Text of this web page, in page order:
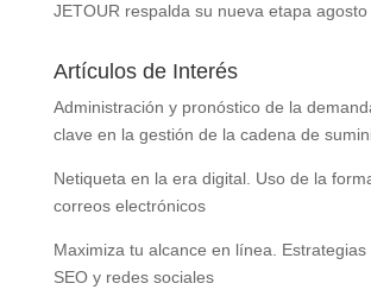
JETOUR respalda su nueva etapa agosto
Artículos de Interés
Administración y pronóstico de la
clave en la gestión de la cadena de
Netiqueta en la era digital. Uso de la
correos electrónicos
Maximiza tu alcance en línea. Estrategias
SEO y redes sociales